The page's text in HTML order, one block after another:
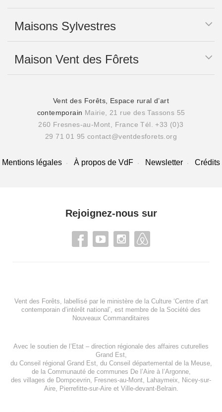
Maisons Sylvestres
Maison Vent des Fôrets
Vent des Forêts, Espace rural d’art
contemporain Mairie, 21 rue des Tassons 55
260 Fresnes-au-Mont, France Tél. +33 (0)3
29 71 01 95 contact@ventdesforets.org
Mentions légales À propos de VdF Newsletter Crédits
Rejoignez-nous sur
Vent des Forêts, labellisé par le ministère de la Culture ‘Centre d’art
contemporain d’intérêt national’, est membre de la Société des
Nouveaux Commanditaires
Avec le soutien de l’Etat – direction régionale des affaires cuturelles
Grand Est,
du Conseil régional Grand Est, du Conseil départemental de la Meuse,
de la Communauté de communes De l’Aire à l’Argonne,
des villages de Dompcevrin Fresnes-au-Mont Lahaymeix
Nicey-sur-
Aire, Pierrefitte-sur-Aireet Ville-devant-Belrain.